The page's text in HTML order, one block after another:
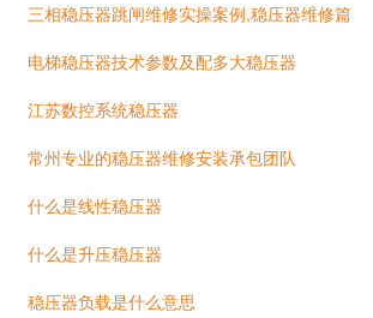
三相稳压器跳闸维修实操案例,稳压器维修篇
电梯稳压器技术参数及配多大稳压器
江苏数控系统稳压器
常州专业的稳压器维修安装承包团队
什么是线性稳压器
什么是升压稳压器
稳压器负载是什么意思